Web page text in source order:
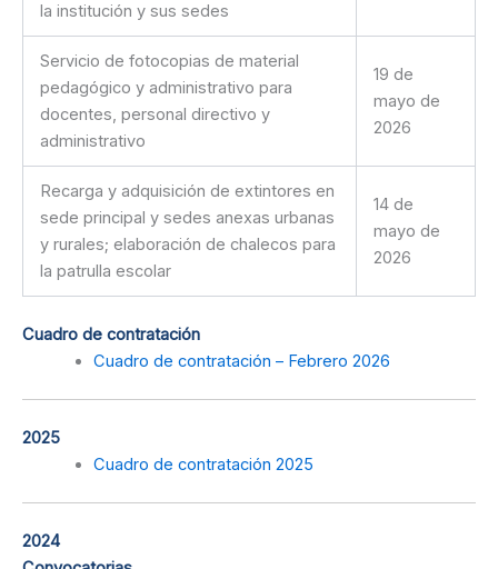
la institución y sus sedes
Servicio de fotocopias de material
pedagógico y administrativo para
docentes, personal directivo y
administrativo
19 de
mayo de
2026
Recarga y adquisición de extintores en
sede principal y sedes anexas urbanas
y rurales; elaboración de chalecos para
la patrulla escolar
14 de
mayo de
2026
Cuadro de contratación
Cuadro de contratación – Febrero 2026
2025
Cuadro de contratación 2025
2024